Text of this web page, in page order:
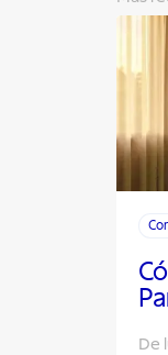
De